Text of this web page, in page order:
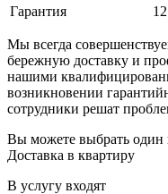
Гарантия
12
Мы всегда
бережную доставку и
нашими
возникновении
сотрудники решат
Вы можете выбрать один
Доставка в квартиру
В услугу входят